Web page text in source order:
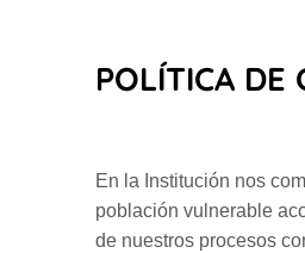
POLÍTICA DE
En la Institución nos
población vulnerable
de nuestros procesos